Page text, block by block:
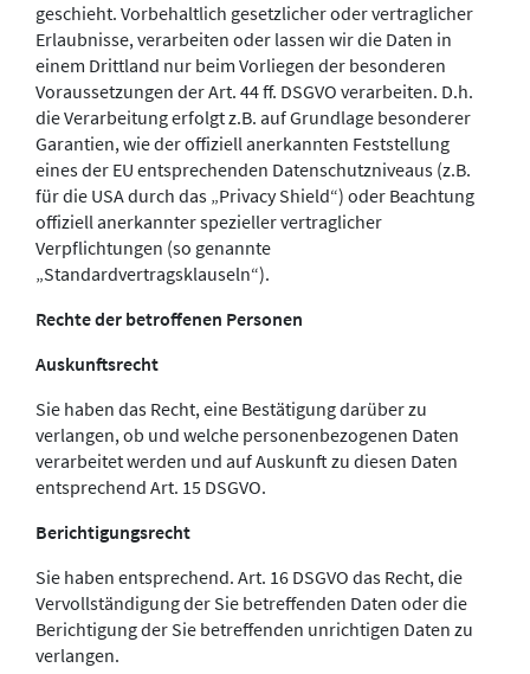
geschieht. Vorbehaltlich gesetzlicher oder vertraglicher
Erlaubnisse, verarbeiten oder lassen wir die Daten in
einem Drittland nur beim Vorliegen der besonderen
Voraussetzungen der Art. 44 ff. DSGVO verarbeiten. D.h.
die Verarbeitung erfolgt z.B. auf Grundlage besonderer
Garantien, wie der offiziell anerkannten Feststellung
eines der EU entsprechenden Datenschutzniveaus (z.B.
für die USA durch das „Privacy Shield“) oder Beachtung
offiziell anerkannter spezieller vertraglicher
Verpflichtungen (so genannte
„Standardvertragsklauseln“).
Rechte der betroffenen Personen
Auskunftsrecht
Sie haben das Recht, eine Bestätigung darüber zu
verlangen, ob und welche personenbezogenen Daten
verarbeitet werden und auf Auskunft zu diesen Daten
entsprechend Art. 15 DSGVO.
Berichtigungsrecht
Sie haben entsprechend. Art. 16 DSGVO das Recht, die
Vervollständigung der Sie betreffenden Daten oder die
Berichtigung der Sie betreffenden unrichtigen Daten zu
verlangen.